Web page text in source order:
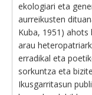
ekologiari eta
aurreikusten
Kuba, 1951)
arau
erradikal eta
sorkuntza eta
Ikusgarritasun